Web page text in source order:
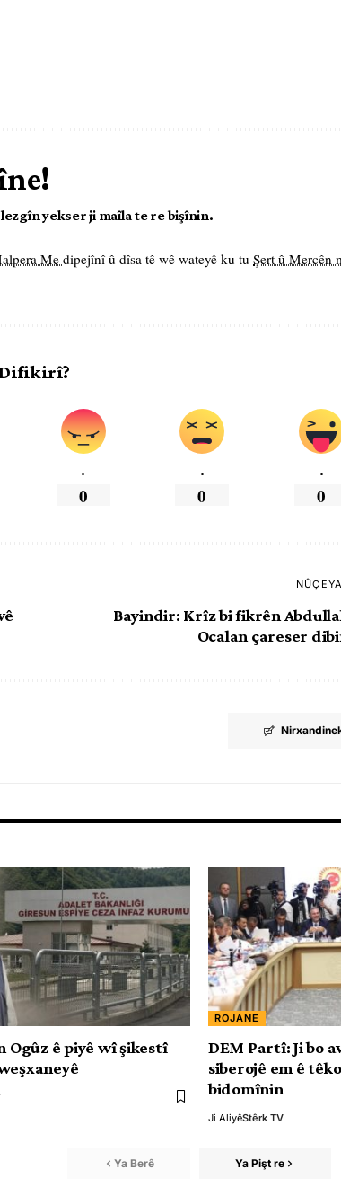
yekser ji maîla te re bişînin.
Medipejînî û dîsa tê wê wateyê ku tu Şert û Mercên
.
0
.
0
.
0
Bayindir: Krîz bi fikrên
Ocalan çareser
Ogûz ê piyê wî şikestî
ROJANE
DEM Partî: Ji bo
siberojê em ê
bidomînin
Ji AliyêStêrk TV
Ya Berê Ya Pişt re